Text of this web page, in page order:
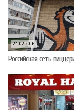
24.02.2016
Российская сеть